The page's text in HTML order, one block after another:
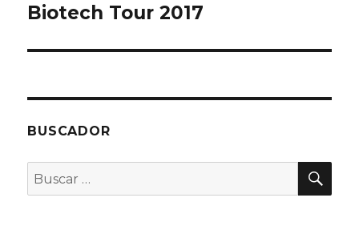
siguiente:
Biotech Tour 2017
BUSCADOR
Buscar
por: